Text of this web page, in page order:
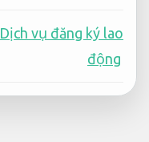
Dịch vụ đăng ký lao
động